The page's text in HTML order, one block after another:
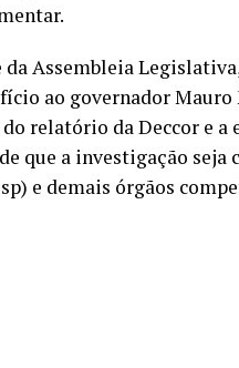
Assembleia
ao governador
relatório da Deccor e a
que a investigação seja
e demais órgãos